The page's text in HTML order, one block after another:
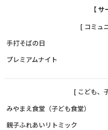
【 サ
[ コミュ
手打そばの日
プレミアムナイト
[ こども、
みやまえ食堂（子ども食堂）
親子ふれあいリトミック